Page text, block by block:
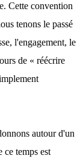
Cette convention
tenons le passé
l'engagement, le
de « réécrire
autour d'un
ce temps est